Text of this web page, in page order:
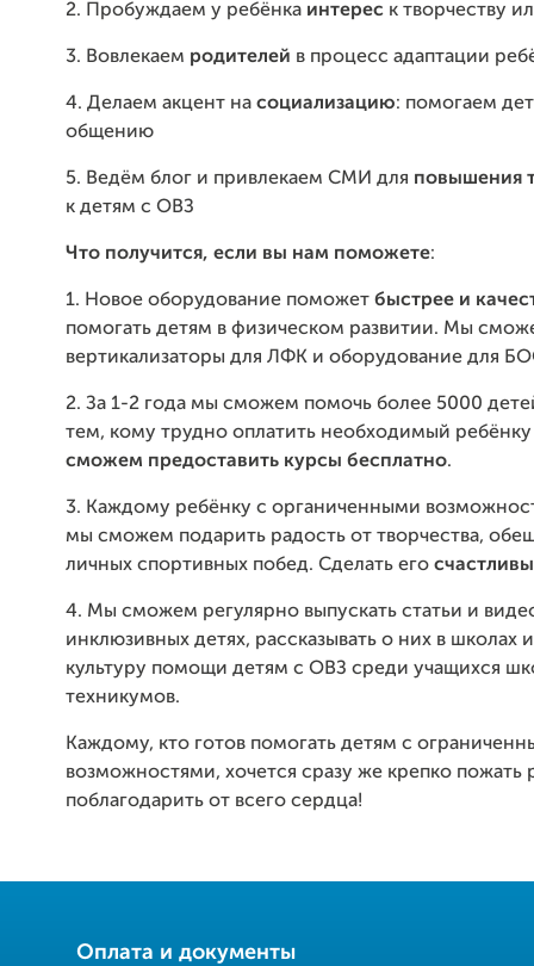
2. Пробуждаем у ребёнка интерес к творчеству
3. Вовлекаем родителей в процесс адаптации
4. Делаем акцент на социализацию: помогаем
общению
5. Ведём блог и привлекаем СМИ для повышения
к детям с ОВЗ
Что получится, если вы нам поможете:
1. Новое оборудование поможет быстрее и
помогать детям в физическом развитии. Мы
вертикализаторы для ЛФК и оборудование для
2. За 1-2 года мы сможем помочь более 5000
тем, кому трудно оплатить необходимый
сможем предоставить курсы бесплатно.
3. Каждому ребёнку с органиченными
мы сможем подарить радость от творчества,
личных спортивных побед. Сделать его
4. Мы сможем регулярно выпускать статьи и
инклюзивных детях, рассказывать о них в школах
культуру помощи детям с ОВЗ среди учащихся
техникумов.
Каждому, кто готов помогать детям с
возможностями, хочется сразу же крепко пожать
поблагодарить от всего сердца!
Оплата и документы